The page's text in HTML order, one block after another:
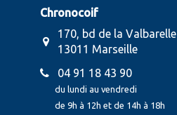
Chronocoif
170, bd de la Valbarelle
13011 Marseille
04 91 18 43 90
du lundi au vendredi
de 9h à 12h et de 14h à 18h